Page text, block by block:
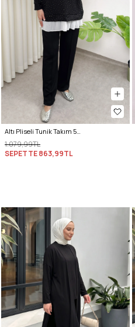
Altı Pliseli Tunik Takım 58122 - SİYAH
1.079,99TL
SEPETTE863,99TL